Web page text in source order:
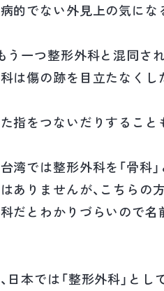
的でない外見上の気にな
う一つ整形外科と混同さ
は傷の跡を目立たなくし
指をつないだりすること
湾では整形外科を「骨科
ありませんが、こちらの
だとわかりづらいので
日本では「整形外科」と